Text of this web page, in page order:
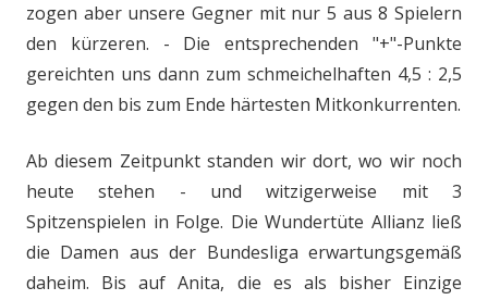
zogen aber unsere Gegner mit nur 5 aus 8 Spielern
den kürzeren. - Die entsprechenden "+"-Punkte
gereichten uns dann zum schmeichelhaften 4,5 : 2,5
gegen den bis zum Ende härtesten Mitkonkurrenten.
Ab diesem Zeitpunkt standen wir dort, wo wir noch
heute stehen - und witzigerweise mit 3
Spitzenspielen in Folge. Die Wundertüte Allianz ließ
die Damen aus der Bundesliga erwartungsgemäß
daheim. Bis auf Anita, die es als bisher Einzige